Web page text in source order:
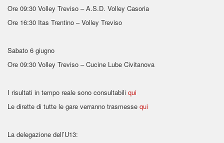
Ore 09:30 Volley Treviso – A.S.D. Volley Casoria
Ore 16:30 Itas Trentino – Volley Treviso
Sabato 6 giugno
Ore 09:30 Volley Treviso – Cucine Lube Civitanova
I risultati in tempo reale sono consultabili qui
Le dirette di tutte le gare verranno trasmesse qui
La delegazione dell’U13: